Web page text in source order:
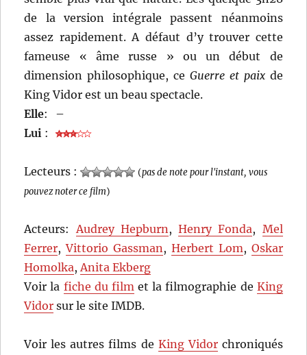
de la version intégrale passent néanmoins
assez rapidement. A défaut d’y trouver cette
fameuse « âme russe » ou un début de
dimension philosophique, ce Guerre et paixde
King Vidor est un beau spectacle.
Elle:
–
Lui :
Lecteurs : (pas de note pour l'instant, vous
pouvez noter ce film)
Acteurs: Audrey Hepburn ,Henry Fonda, Mel
Ferrer,Vittorio Gassman , Herbert Lom, Oskar
Homolka, Anita Ekberg
Voir la fiche du film et la filmographie de King
Vidor sur le site IMDB.
Voir les autres films de King Vidorchroniqués